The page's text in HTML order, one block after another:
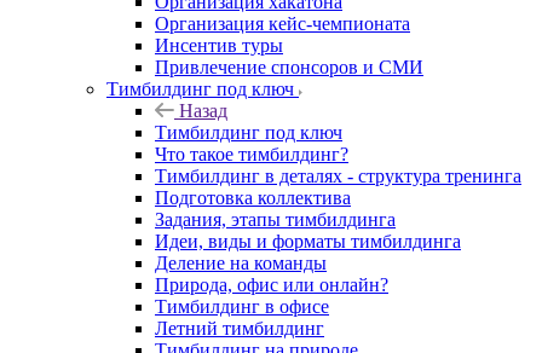
Организация кейс-чемпионата
Инсентив туры
Привлечение спонсоров и СМИ
Тимбилдинг под ключ
Назад
Тимбилдинг под ключ
Что такое тимбилдинг?
Тимбилдинг в деталях - структура тренинга
Подготовка коллектива
Задания, этапы тимбилдинга
Идеи, виды и форматы тимбилдинга
Деление на команды
Природа, офис или онлайн?
Тимбилдинг в офисе
Летний тимбилдинг